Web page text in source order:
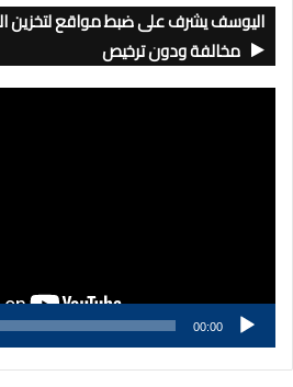
اليوسف يشرف على ضبط مواقع لتخزين
مخالفة ودون ترخيص
00:00